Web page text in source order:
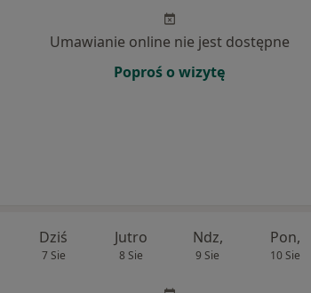
Umawianie online nie jest dostępne
Poproś o wizytę
Dziś
7 Sie
Jutro
8 Sie
Ndz,
9 Sie
Pon,
10 Sie